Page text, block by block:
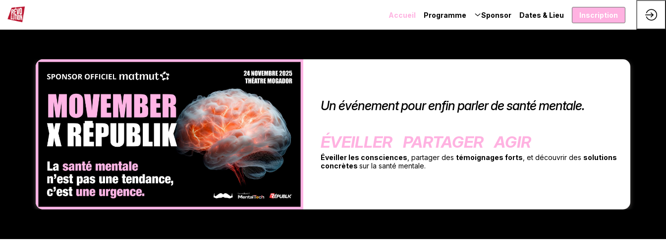
Accueil Programme Sponsor Dates & Lieu Inscription
Un événement pour enfin parler de santé mentale.
ÉVEILLER PARTAGER AGIR
Éveiller les consciences , partager des témoignages forts , et découvrir des solutions
concrètes sur la santé mentale.